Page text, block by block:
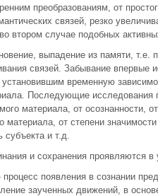
преобразованиям, от
связей, резко
втором случае подобных
выпадение из памяти, т.е.
связей. Забывание впервые
установившим временную
Последующие исследования
материала, от осознанности,
материала, от степени
субъекта и т.д.
и сохранения проявляются в
процесс появления в сознании
заученных движений, в